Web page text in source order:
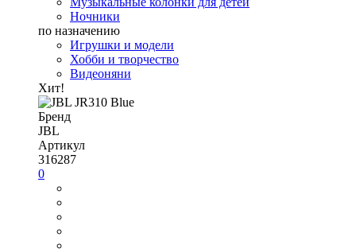
Ночники
по назначению
Игрушки и модели
Хобби и творчество
Видеоняни
Хит!
Бренд
JBL
Артикул
316287
0